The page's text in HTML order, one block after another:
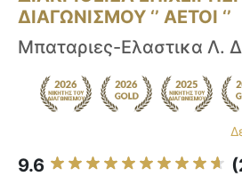
ΔΙΑΓΩΝΙΣΜΟΥ ‘’ ΑΕΤΟΙ ‘’
Μπαταριες-Ελαστικα Λ.
9.6